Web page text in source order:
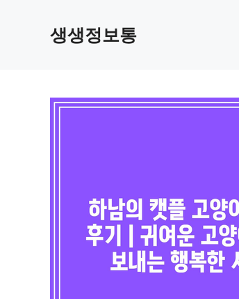
생생정보통